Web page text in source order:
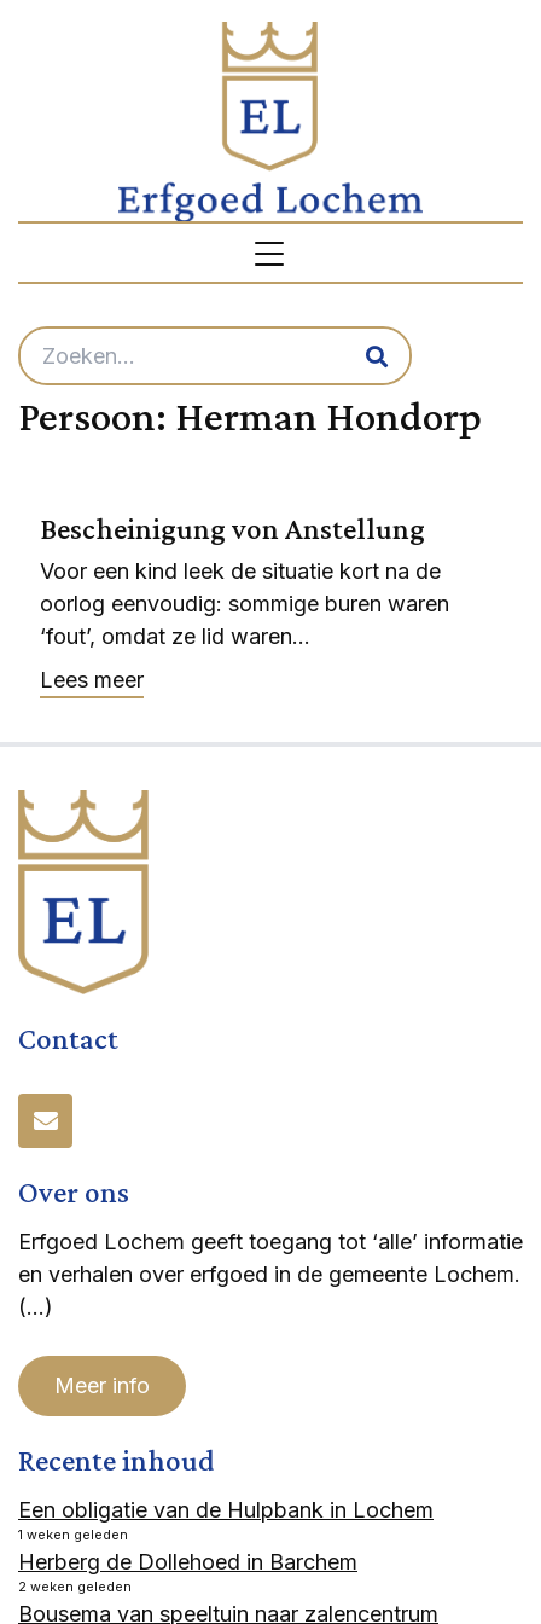
Persoon: Herman Hondorp
Bescheinigung von Anstellung
Voor een kind leek de situatie kort na de
oorlog eenvoudig: sommige buren waren
‘fout’, omdat ze lid waren...
Lees meer
Contact
Over ons
Erfgoed Lochem geeft toegang tot ‘alle’ informatie
en verhalen over erfgoed in de gemeente Lochem.
(…)
Meer info
Recente inhoud
Een obligatie van de Hulpbank in Lochem
1 weken geleden
Herberg de Dollehoed in Barchem
2 weken geleden
Bousema van speeltuin naar zalencentrum